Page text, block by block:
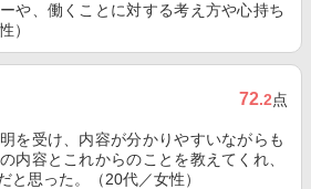
や、働くことに対する考え方や心持ち
）
72.2点
を受け、内容が分かりやすいながらも
内容とこれからのことを教えてくれ、
と思った。（20代／女性）